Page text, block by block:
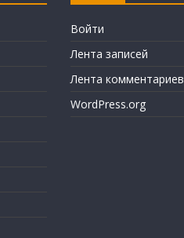
Войти
Лента записей
Лента комментариев
WordPress.org